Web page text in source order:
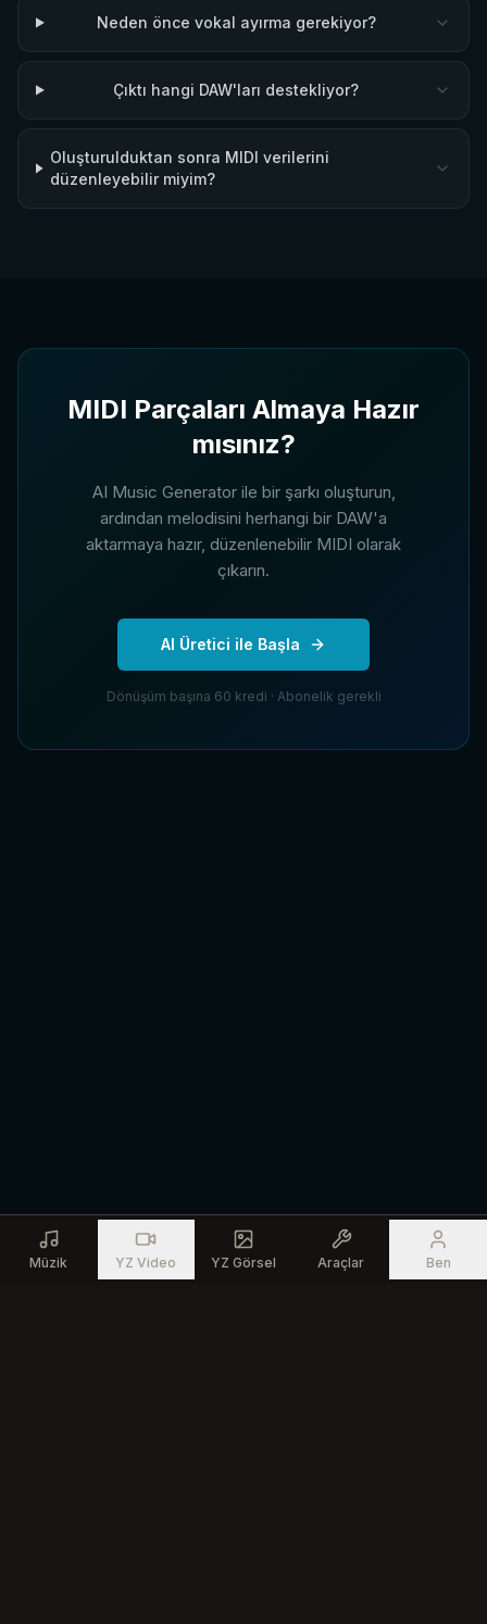
Neden önce vokal ayırma gerekiyor?
Çıktı hangi DAW'ları destekliyor?
Oluşturulduktan sonra MIDI verilerini
düzenleyebilir miyim?
MIDI Parçaları Almaya Hazır
mısınız?
AI Music Generator ile bir şarkı oluşturun,
ardından melodisini herhangi bir DAW'a
aktarmaya hazır, düzenlenebilir MIDI olarak
çıkarın.
AI Üretici ile Başla
Dönüşüm başına 60 kredi · Abonelik gerekli
Müzik YZ Video YZ Görsel Araçlar Ben